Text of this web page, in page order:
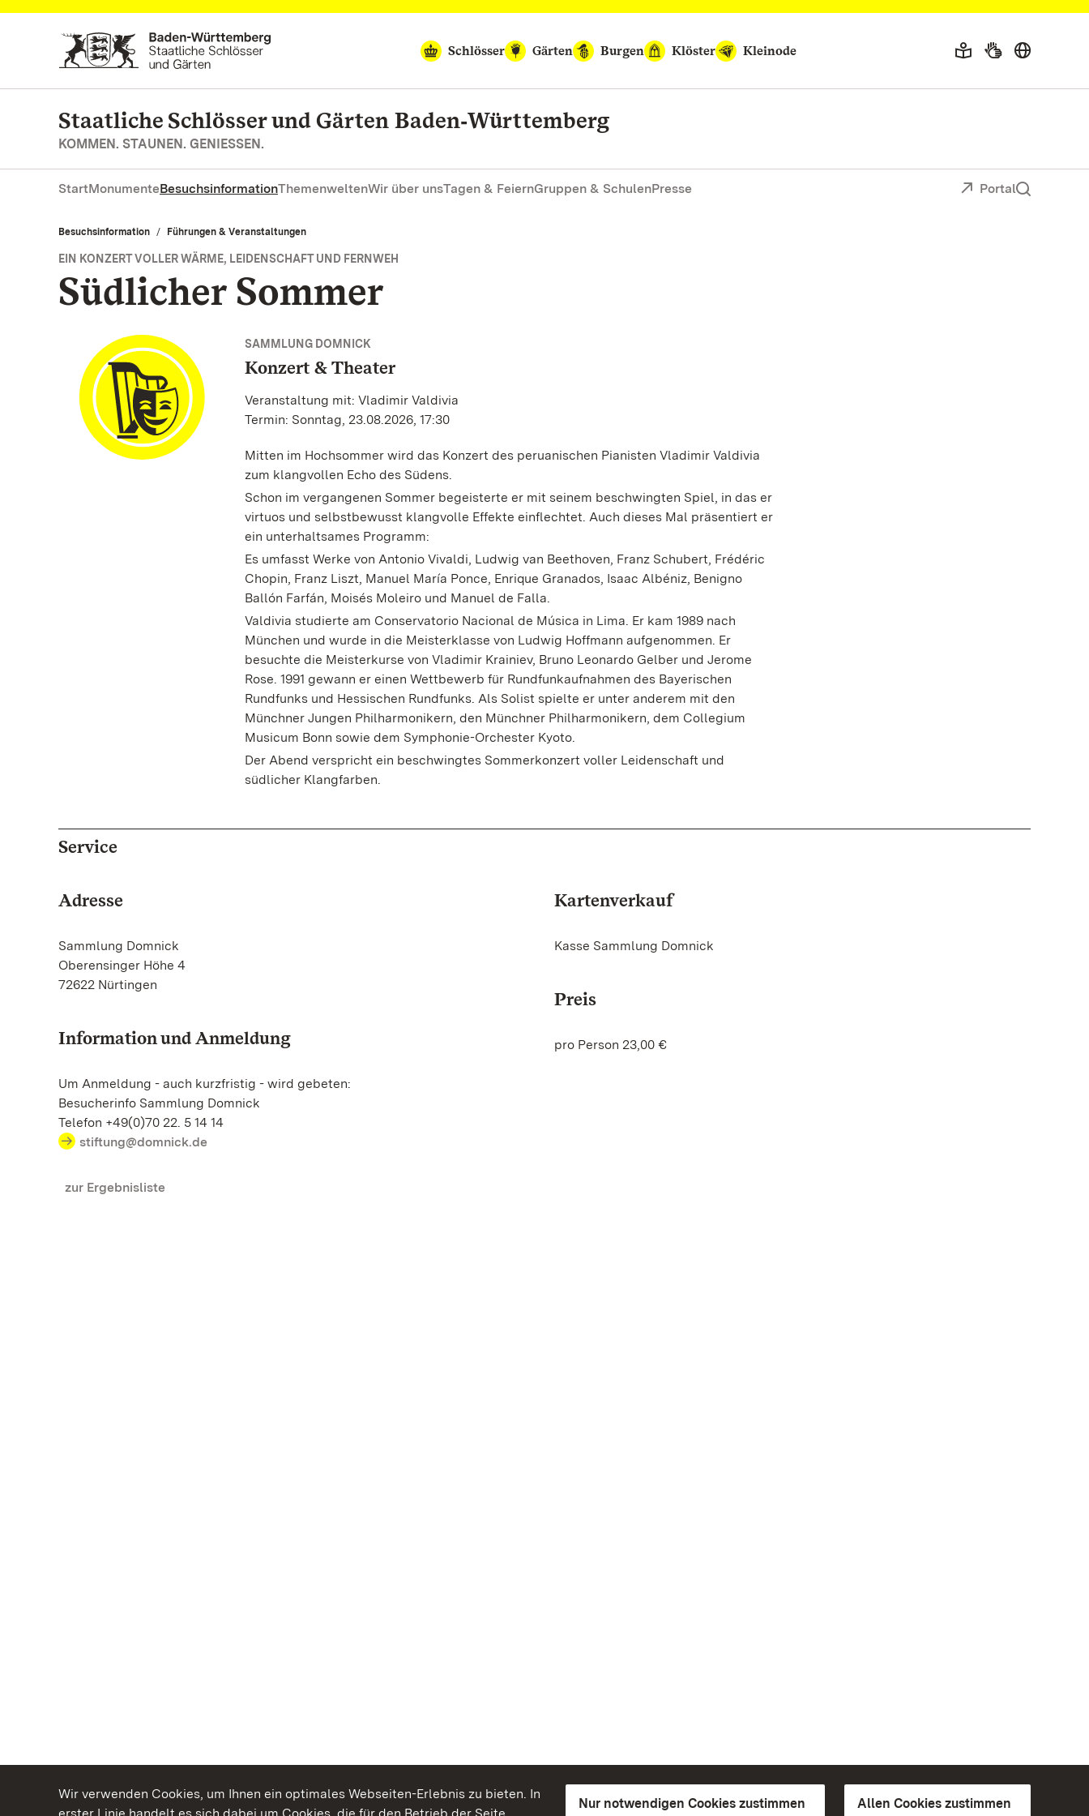
Wir verwenden Cookies, um Ihnen ein optimales Webseiten-Erlebnis zu bieten. In
Nur notwendigen Cookies zustimmen Allen Cookies zustimmen
Zum Hauptinhalt springen
Schlösser
Gärten Burgen Klöster Kleinode
Staatliche Schlösser und Gärten Baden‑Württemberg
KOMMEN. STAUNEN. GENIESSEN.
StartMonumenteBesuchsinformationThemenweltenWir über unsTagen & FeiernGruppen & SchulenPresse Portal
Besuchsinformation Führungen & Veranstaltungen
EIN KONZERT VOLLER WÄRME, LEIDENSCHAFT UND FERNWEH
Südlicher Sommer
SAMMLUNG DOMNICK
Konzert & Theater
Veranstaltung mit: Vladimir Valdivia
Termin: Sonntag, 23.08.2026, 17:30
Mitten im Hochsommer wird das Konzert des peruanischen Pianisten Vladimir Valdivia
zum klangvollen Echo des Südens.
Schon im vergangenen Sommer begeisterte er mit seinem beschwingten Spiel, in das er
virtuos und selbstbewusst klangvolle Effekte einflechtet. Auch dieses Mal präsentiert er
ein unterhaltsames Programm:
Es umfasst Werke von Antonio Vivaldi, Ludwig van Beethoven, Franz Schubert, Frédéric
Chopin, Franz Liszt, Manuel María Ponce, Enrique Granados, Isaac Albéniz, Benigno
Ballón Farfán, Moisés Moleiro und Manuel de Falla.
Valdivia studierte am Conservatorio Nacional de Música in Lima. Er kam 1989 nach
München und wurde in die Meisterklasse von Ludwig Hoffmann aufgenommen. Er
besuchte die Meisterkurse von Vladimir Krainiev, Bruno Leonardo Gelber und Jerome
Rose. 1991 gewann er einen Wettbewerb für Rundfunkaufnahmen des Bayerischen
Rundfunks und Hessischen Rundfunks. Als Solist spielte er unter anderem mit den
Münchner Jungen Philharmonikern, den Münchner Philharmonikern, dem Collegium
Musicum Bonn sowie dem Symphonie-Orchester Kyoto.
Der Abend verspricht ein beschwingtes Sommerkonzert voller Leidenschaft und
südlicher Klangfarben.
Service
Adresse
Sammlung Domnick
Oberensinger Höhe 4
72622 Nürtingen
Information und Anmeldung
Um Anmeldung - auch kurzfristig - wird gebeten:
Besucherinfo Sammlung Domnick
Telefon +49(0)70 22. 5 14 14
stiftung@domnick.de
Kartenverkauf
Kasse Sammlung Domnick
Preis
pro Person 23,00 €
zur Ergebnisliste